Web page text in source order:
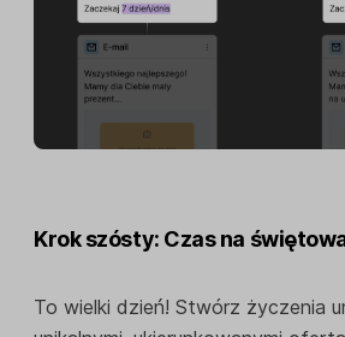
Krok szósty: Czas na
To wielki dzień! Stwórz życzenia